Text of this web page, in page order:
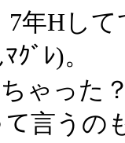
年Hし
ﾞﾚ)。
ゃった
て言う